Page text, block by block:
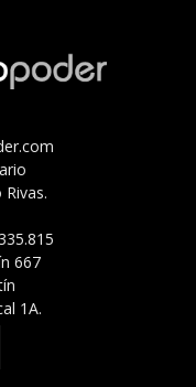
667
1A.